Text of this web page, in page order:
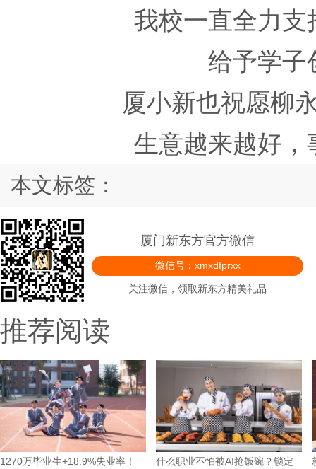
我校一直全力支
给予学子
厦小新也祝愿柳
生意越来越好，
本文标签：
厦门新东方官方微信
微信号：xmxdfprxx
关注微信，领取新东方精美礼品
推荐阅读
1270万毕业生+18.9%失业率！
什么职业不怕被AI抢饭碗？锁定